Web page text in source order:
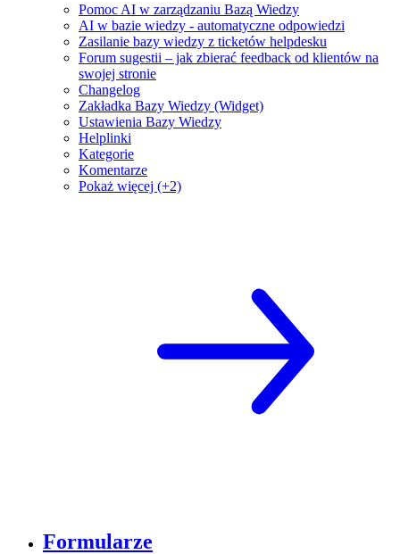
Pomoc AI w zarządzaniu Bazą Wiedzy
AI w bazie wiedzy - automatyczne odpowiedzi
Zasilanie bazy wiedzy z ticketów helpdesku
Forum sugestii – jak zbierać feedback od klientów na
swojej stronie
Changelog
Zakładka Bazy Wiedzy (Widget)
Ustawienia Bazy Wiedzy
Helplinki
Kategorie
Komentarze
Pokaż więcej (+2)
Formularze